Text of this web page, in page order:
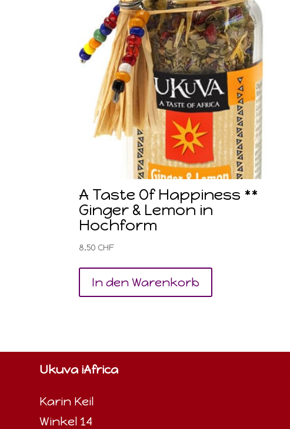
A Taste Of Happiness **
Ginger & Lemon in
Hochform
8,50 CHF
In den Warenkorb
Ukuva iAfrica
Karin Keil
Winkel 14